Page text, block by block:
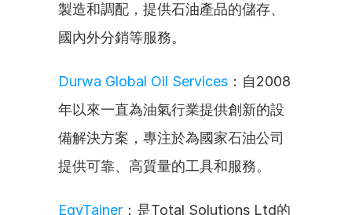
製造和調配，提供石油產品的儲存、
國內外分銷等服務。
Durwa Global Oil Services ：自2008
年以來一直為油氣行業提供創新的設
備解決方案，專注於為國家石油公司
提供可靠、高質量的工具和服務。
EgyTainer ：是Total Solutions Ltd的